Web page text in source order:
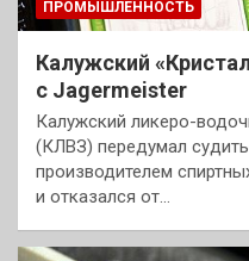
ПРОМЫШЛЕННОСТЬ
Калужский
с Jagermeister
Калужский ликеро-
(КЛВЗ) передумал
производителем
и отказался от…